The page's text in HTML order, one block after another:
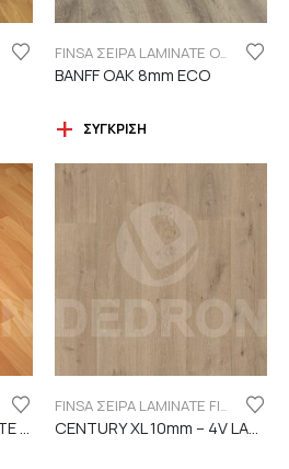
FINSA ΣΕΙΡΑ LAMINATE ORIGINAL "ECO LABEL"
BANFF OAK 8mm ECO
ΣΎΓΚΡΙΣΗ